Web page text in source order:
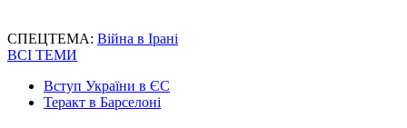
СПЕЦТЕМА: Війна в Ірані
ВСІ ТЕМИ
Вступ України в ЄС
Теракт в Барселоні